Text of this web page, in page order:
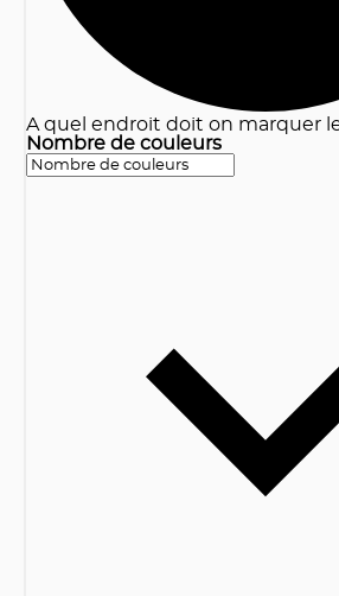
A quel endroit doit on marquer
Nombre de couleurs